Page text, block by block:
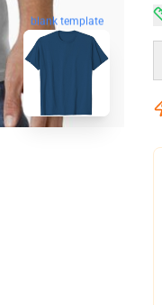
blank template